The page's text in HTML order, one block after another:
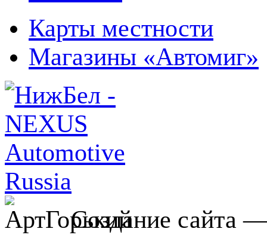
Карты местности
Магазины «Автомиг»
Создание сайта